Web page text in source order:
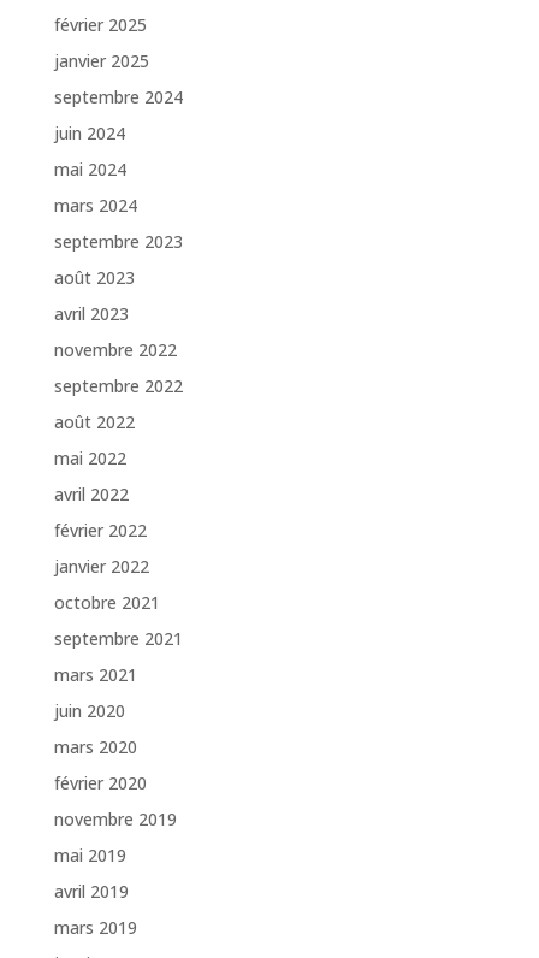
février 2025
janvier 2025
septembre 2024
juin 2024
mai 2024
mars 2024
septembre 2023
août 2023
avril 2023
novembre 2022
septembre 2022
août 2022
mai 2022
avril 2022
février 2022
janvier 2022
octobre 2021
septembre 2021
mars 2021
juin 2020
mars 2020
février 2020
novembre 2019
mai 2019
avril 2019
mars 2019